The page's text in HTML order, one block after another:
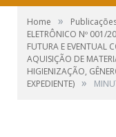
Home »
ELETRÔNICO Nº 001/
FUTURA E EVENTUAL
AQUISIÇÃO DE
HIGIENIZAÇÃO,
EXPEDIENTE) »